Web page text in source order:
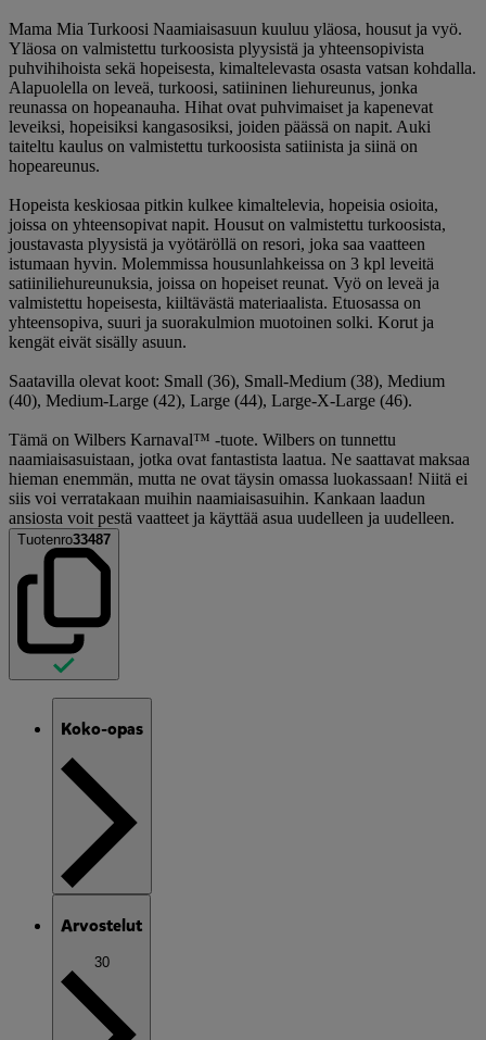
Mama Mia Turkoosi Naamiaisasuun kuuluu yläosa, housut ja vyö.
Yläosa on valmistettu turkoosista plyysistä ja yhteensopivista
puhvihihoista sekä hopeisesta, kimaltelevasta osasta vatsan kohdalla.
Alapuolella on leveä, turkoosi, satiininen liehureunus, jonka
reunassa on hopeanauha. Hihat ovat puhvimaiset ja kapenevat
leveiksi, hopeisiksi kangasosiksi, joiden päässä on napit. Auki
taiteltu kaulus on valmistettu turkoosista satiinista ja siinä on
hopeareunus.
Hopeista keskiosaa pitkin kulkee kimaltelevia, hopeisia osioita,
joissa on yhteensopivat napit. Housut on valmistettu turkoosista,
joustavasta plyysistä ja vyötäröllä on resori, joka saa vaatteen
istumaan hyvin. Molemmissa housunlahkeissa on 3 kpl leveitä
satiiniliehureunuksia, joissa on hopeiset reunat. Vyö on leveä ja
valmistettu hopeisesta, kiiltävästä materiaalista. Etuosassa on
yhteensopiva, suuri ja suorakulmion muotoinen solki. Korut ja
kengät eivät sisälly asuun.
Saatavilla olevat koot: Small (36), Small-Medium (38), Medium
(40), Medium-Large (42), Large (44), Large-X-Large (46).
Tämä on Wilbers Karnaval™ -tuote. Wilbers on tunnettu
naamiaisasuistaan, jotka ovat fantastista laatua. Ne saattavat maksaa
hieman enemmän, mutta ne ovat täysin omassa luokassaan! Niitä ei
siis voi verratakaan muihin naamiaisasuihin. Kankaan laadun
ansiosta voit pestä vaatteet ja käyttää asua uudelleen ja uudelleen.
Tuotenro33487
Koko-opas
Arvostelut
30